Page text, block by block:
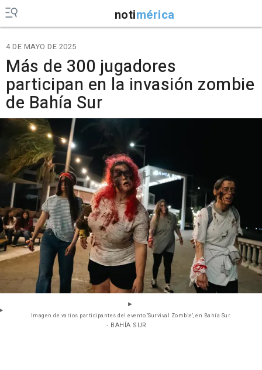
notimérica
4 DE MAYO DE 2025
Más de 300 jugadores
participan en la invasión zombie
de Bahía Sur
Imagen de varios participantes del evento 'Survival Zombie', en Bahía Sur.
- BAHÍA SUR